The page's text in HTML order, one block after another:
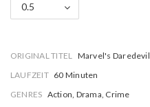
0.5
ORIGINAL TITEL Marvel's Daredevil
LAUFZEIT 60 Minuten
GENRES Action, Drama, Crime